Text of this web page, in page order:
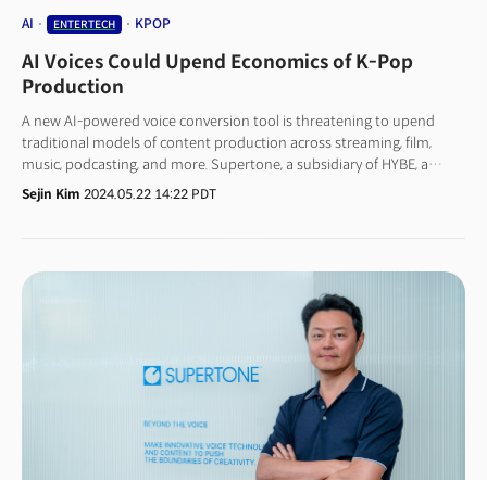
AI ENTERTECH KPOP
AI Voices Could Upend Economics of K-Pop
Production
A new AI-powered voice conversion tool is threatening to upend
traditional models of content production across streaming, film,
music, podcasting, and more. Supertone, a subsidiary of HYBE, a
major South Korean entertainment company known for managing
global K-pop sensation BTS, has unveiled the beta version of its AI
'democratize' content creation by empowering individuals to
produce diverse vocal outputs and narratives virtually. This
eliminates the need for teams of voice actors, audio engineers, and
creators."Youtubers often don't reveal their dual identities. Shift
caters to that audience by enabling immersive role-play and
disguised personas," Lee Kyo-gu, Supertone's CEO emphasized in an
interview with The Miilk.At its core, Shift represents a significant move
towards a future of near-zero marginal costs for content creation. AI
voice synthesis like Supertone's also radically reduces the production
costs and resources previously required. This cutting-edge
Sejin Kim 2024.05.22 14:22 PDT